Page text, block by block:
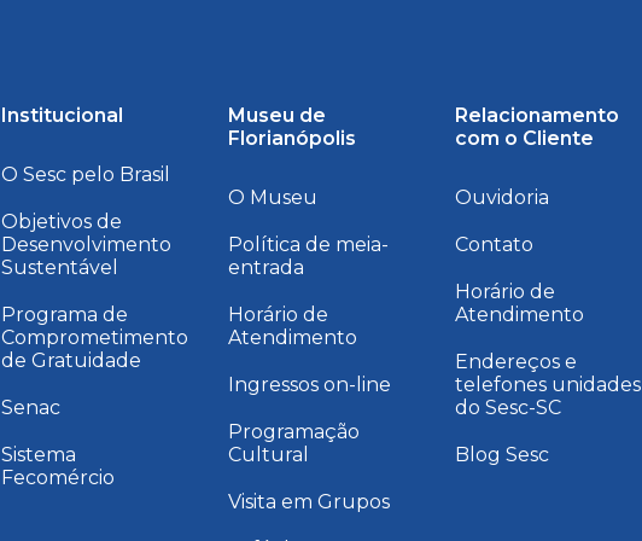
Institucional
O Sesc pelo Brasil
Objetivos de
Desenvolvimento
Sustentável
Programa de
Comprometimento
de Gratuidade
Senac
Sistema
Fecomércio
Museu de
Florianópolis
O Museu
Política de meia-
entrada
Horário de
Atendimento
Ingressos on-line
Programação
Cultural
Visita em Grupos
Relacionamento
com o Cliente
Ouvidoria
Contato
Horário de
Atendimento
Endereços e
telefones unidades
do Sesc-SC
Blog Sesc